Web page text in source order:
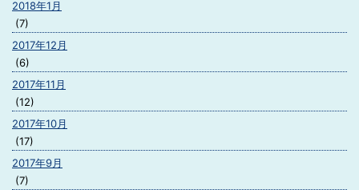
2018年1月
(7)
2017年12月
(6)
2017年11月
(12)
2017年10月
(17)
2017年9月
(7)